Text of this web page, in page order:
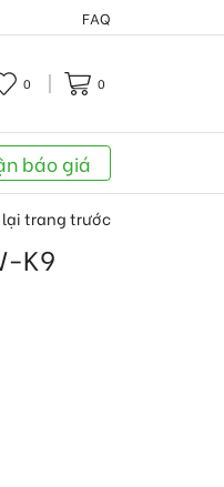
FAQ
0 0
báo giá
lại trang trước
K9